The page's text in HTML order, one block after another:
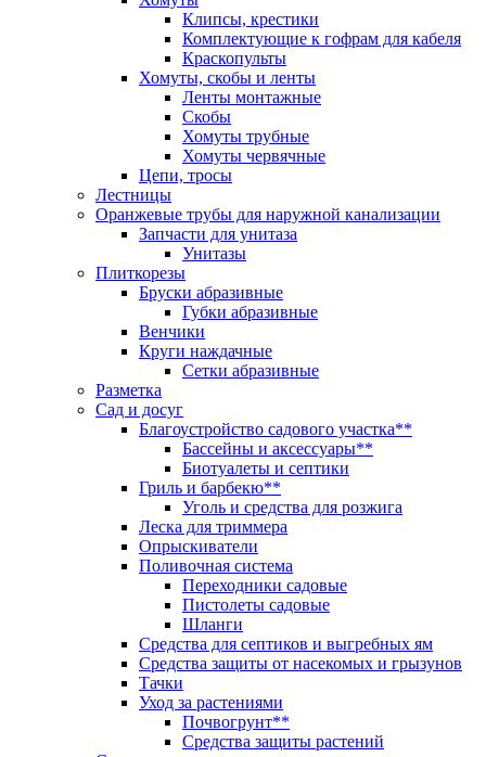
Клипсы, крестики
Комплектующие к гофрам для кабеля
Краскопульты
Хомуты, скобы и ленты
Ленты монтажные
Скобы
Хомуты трубные
Хомуты червячные
Цепи, тросы
Лестницы
Оранжевые трубы для наружной канализации
Запчасти для унитаза
Унитазы
Плиткорезы
Бруски абразивные
Губки абразивные
Венчики
Круги наждачные
Сетки абразивные
Разметка
Сад и досуг
Благоустройство садового участка**
Бассейны и аксессуары**
Биотуалеты и септики
Гриль и барбекю**
Уголь и средства для розжига
Леска для триммера
Опрыскиватели
Поливочная система
Переходники садовые
Пистолеты садовые
Шланги
Средства для септиков и выгребных ям
Средства защиты от насекомых и грызунов
Тачки
Уход за растениями
Почвогрунт**
Средства защиты растений